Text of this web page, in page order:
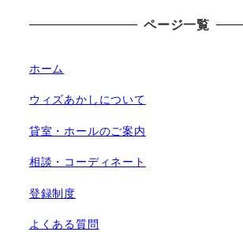
ページ一覧
ホーム
ウィズあかしについて
貸室・ホールのご案内
相談・コーディネート
登録制度
よくある質問